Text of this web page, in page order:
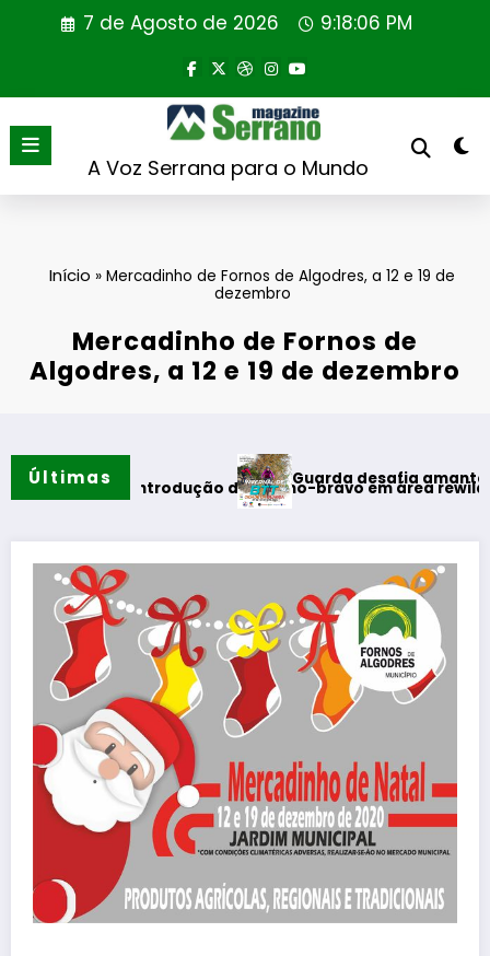
7 de Agosto de 2026 9:18:07 PM
A Voz Serrana para o Mundo
Início »Mercadinho de Fornos de Algodres, a 12 e 19 de
dezembro
Mercadinho de Fornos de
Algodres, a 12 e 19 de dezembro
Últimas
reintrodução de coelho-bravo em área rewilding
Guarda desafia amantes do BTT